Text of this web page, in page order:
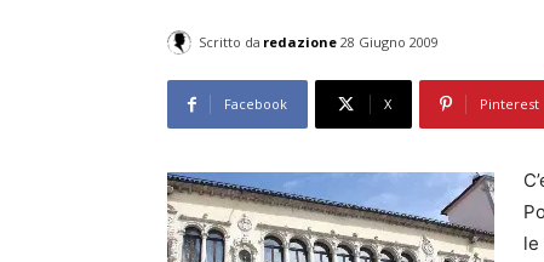
Scritto da redazione 28 Giugno 2009
Facebook X Pinterest
le